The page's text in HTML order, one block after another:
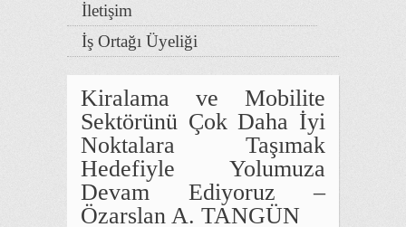
İletişim
İş Ortağı Üyeliği
Kiralama ve Mobilite
Sektörünü Çok Daha İyi
Noktalara Taşımak
Hedefiyle Yolumuza
Devam Ediyoruz –
Özarslan A. TANGÜN